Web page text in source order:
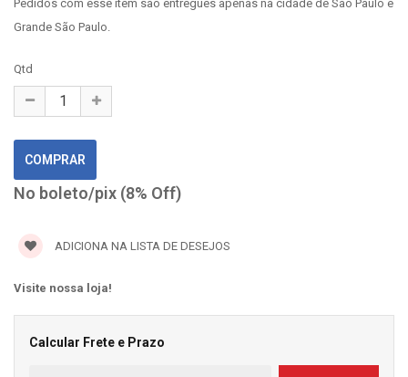
Pedidos com esse item são entregues apenas na cidade de São Paulo e
Grande São Paulo.
Qtd
No boleto/pix (8% Off)
ADICIONA NA LISTA DE DESEJOS
Visite nossa loja!
Calcular Frete e Prazo